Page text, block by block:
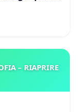
– RIAPRIRE